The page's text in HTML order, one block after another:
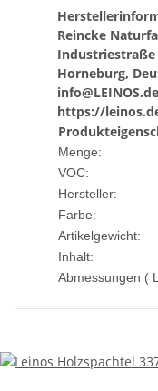
Reincke
Industriestraße
Horneburg,
info@LEINOS.de
https://
Menge:
VOC:
Hersteller:
Farbe:
Artikelgewicht:
Inhalt:
Abmessungen (